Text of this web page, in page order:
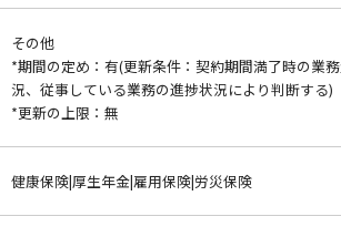
その他
*期間の定め：有(更新条件：契約期間満了時の業
況、従事している業務の進捗状況により判断する)
*更新の上限：無
健康保険|厚生年金|雇用保険|労災保険